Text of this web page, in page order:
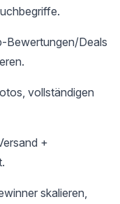
Bewertungen/Deals
vollständigen
+
skalieren,